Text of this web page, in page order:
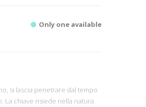
Only one available
si lascia penetrare dal tempo
La chiave risiede nella natura